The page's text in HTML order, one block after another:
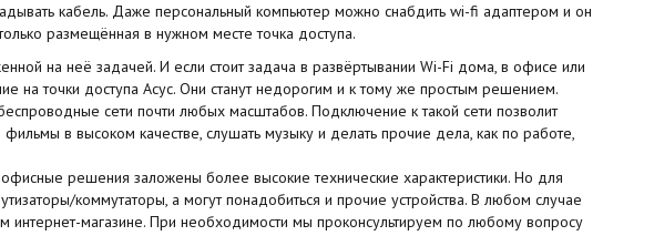
кабель. Даже персональный компьютер можно снабдить wi-fi адаптером и он
размещённая в нужном месте точка доступа.
на неё задачей. И если стоит задача в развёртывании Wi-Fi дома, в офисе или
на точки доступа Асус. Они станут недорогим и к тому же простым решением.
сети почти любых масштабов. Подключение к такой сети позволит
фильмы в высоком качестве, слушать музыку и делать прочие дела, как по работе,
решения заложены более высокие технические характеристики. Но для
коммутаторы, а могут понадобиться и прочие устройства. В любом случае
магазине. При необходимости мы проконсультируем по любому вопросу